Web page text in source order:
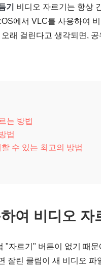
기
비디오 자르기는 항상
에서 VLC를 사용하여
래 걸린다고 생각되면,
는 방법
법
수 있는 최고의 방법
여 비디오 자
자르기" 버튼이 없기 때
잘린 클립이 새 비디오 파